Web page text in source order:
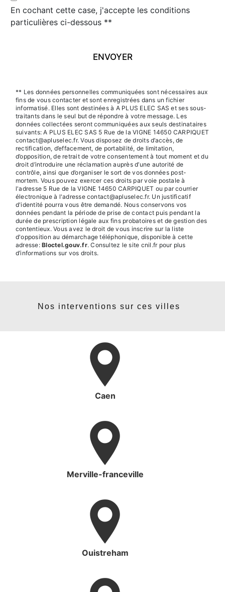
En cochant cette case, j'accepte les conditions
particulières ci-dessous **
ENVOYER
** Les données personnelles communiquées sont nécessaires aux
fins de vous contacter et sont enregistrées dans un fichier
informatisé. Elles sont destinées à A PLUS ELEC SAS et ses sous-
traitants dans le seul but de répondre à votre message. Les
données collectées seront communiquées aux seuls destinataires
suivants: A PLUS ELEC SAS 5 Rue de la VIGNE 14650 CARPIQUET
contact@apluselec.fr. Vous disposez de droits d’accès, de
rectification, d’effacement, de portabilité, de limitation,
d’opposition, de retrait de votre consentement à tout moment et du
droit d’introduire une réclamation auprès d’une autorité de
contrôle, ainsi que d’organiser le sort de vos données post-
mortem. Vous pouvez exercer ces droits par voie postale à
l'adresse 5 Rue de la VIGNE 14650 CARPIQUET ou par courrier
électronique à l'adresse contact@apluselec.fr. Un justificatif
d'identité pourra vous être demandé. Nous conservons vos
données pendant la période de prise de contact puis pendant la
durée de prescription légale aux fins probatoires et de gestion des
contentieux. Vous avez le droit de vous inscrire sur la liste
d'opposition au démarchage téléphonique, disponible à cette
adresse:Bloctel.gouv.fr. Consultez le site cnil.fr pour plus
d’informations sur vos droits.
Nos interventions sur ces villes
Caen
Merville-franceville
Ouistreham